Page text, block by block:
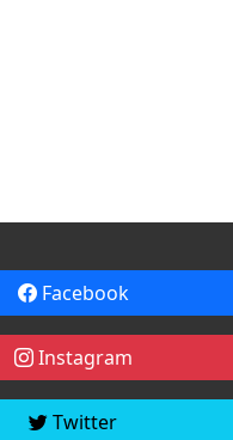
Facebook
Instagram
Twitter